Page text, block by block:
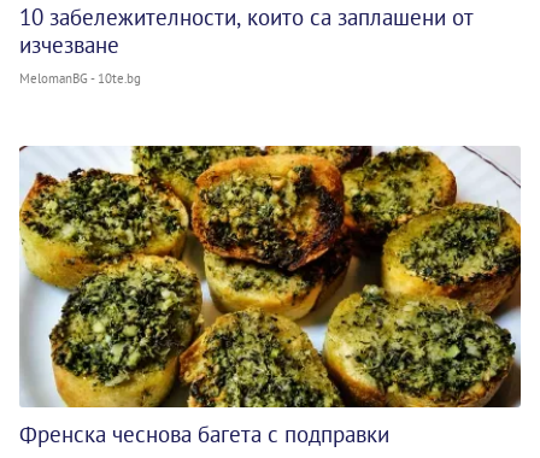
10 забележителности, които са заплашени от
изчезване
MelomanBG - 10te.bg
Френска чеснова багета с подправки